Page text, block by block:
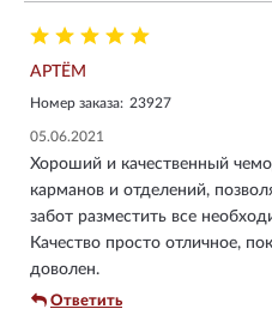
АРТЁМ
Номер заказа: 23927
05.06.2021
Хороший и качественный
карманов и отделений,
забот разместить все
Качество просто отличное,
доволен.
Ответить